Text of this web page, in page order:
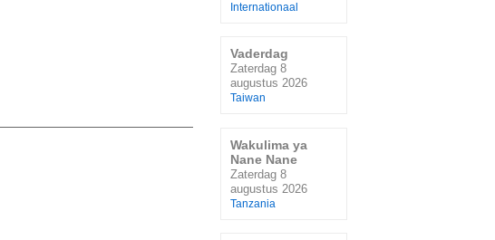
Internationaal
Vaderdag
Zaterdag 8
augustus 2026
Taiwan
Wakulima ya
Nane Nane
Zaterdag 8
augustus 2026
Tanzania